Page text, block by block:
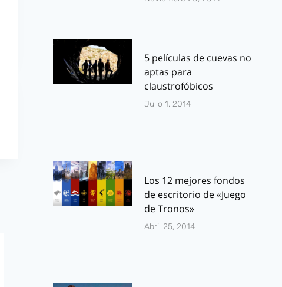
5 películas de cuevas no
aptas para
claustrofóbicos
Julio 1, 2014
Los 12 mejores fondos
de escritorio de «Juego
de Tronos»
Abril 25, 2014